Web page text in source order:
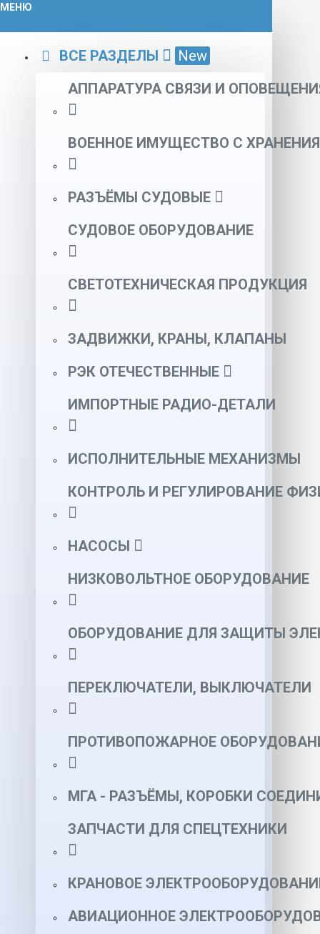
МЕНЮ
ВСЕ РАЗДЕЛЫ
New
АППАРАТУРА СВЯЗИ И
ВОЕННОЕ ИМУЩЕСТВО С ХРАНЕНИЯ
РАЗЪЁМЫ СУДОВЫЕ
СУДОВОЕ ОБОРУДОВАНИЕ
СВЕТОТЕХНИЧЕСКАЯ ПРОДУКЦИЯ
ЗАДВИЖКИ, КРАНЫ, КЛАПАНЫ
РЭК ОТЕЧЕСТВЕННЫЕ
ИМПОРТНЫЕ РАДИО-ДЕТАЛИ
ИСПОЛНИТЕЛЬНЫЕ МЕХАНИЗМЫ
КОНТРОЛЬ И РЕГУЛИРОВАНИЕ
НАСОСЫ
НИЗКОВОЛЬТНОЕ ОБОРУДОВАНИЕ
ОБОРУДОВАНИЕ ДЛЯ ЗАЩИТЫ
ПЕРЕКЛЮЧАТЕЛИ, ВЫКЛЮЧАТЕЛИ
ПРОТИВОПОЖАРНОЕ
МГА - РАЗЪЁМЫ, КОРОБКИ
ЗАПЧАСТИ ДЛЯ СПЕЦТЕХНИКИ
КРАНОВОЕ
АВИАЦИОННОЕ